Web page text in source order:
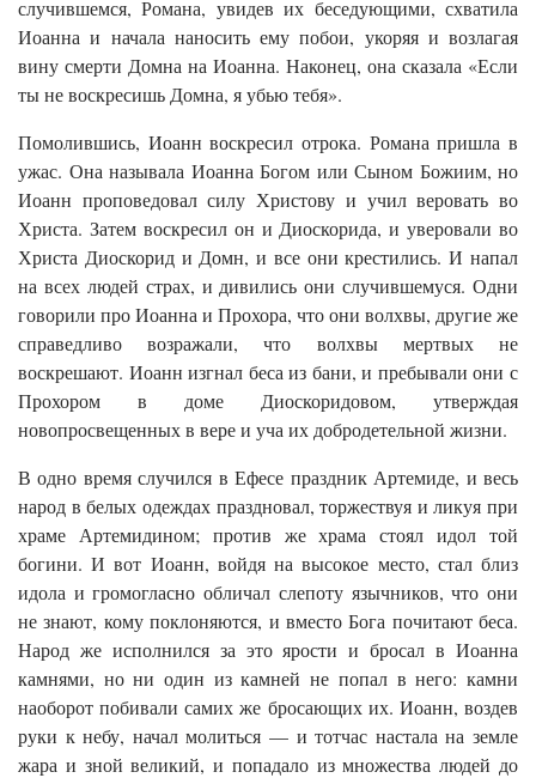
случившемся, Романа, увидев их беседующими, схватила
Иоанна и начала наносить ему побои, укоряя и возлагая
вину смерти Домна на Иоанна. Наконец, она сказала «Если
ты не воскресишь Домна, я убью тебя».
Помолившись, Иоанн воскресил отрока. Романа пришла в
ужас. Она называла Иоанна Богом или Сыном Божиим, но
Иоанн проповедовал силу Христову и учил веровать во
Христа. Затем воскресил он и Диоскорида, и уверовали во
Христа Диоскорид и Домн, и все они крестились. И напал
на всех людей страх, и дивились они случившемуся. Одни
говорили про Иоанна и Прохора, что они волхвы, другие же
справедливо возражали, что волхвы мертвых не
воскрешают. Иоанн изгнал беса из бани, и пребывали они с
Прохором в доме Диоскоридовом, утверждая
новопросвещенных в вере и уча их добродетельной жизни.
В одно время случился в Ефесе праздник Артемиде, и весь
народ в белых одеждах праздновал, торжествуя и ликуя при
храме Артемидином; против же храма стоял идол той
богини. И вот Иоанн, войдя на высокое место, стал близ
идола и громогласно обличал слепоту язычников, что они
не знают, кому поклоняются, и вместо Бога почитают беса.
Народ же исполнился за это ярости и бросал в Иоанна
камнями, но ни один из камней не попал в него: камни
наоборот побивали самих же бросающих их. Иоанн, воздев
руки к небу, начал молиться — и тотчас настала на земле
жара и зной великий, и попадало из множества людей до